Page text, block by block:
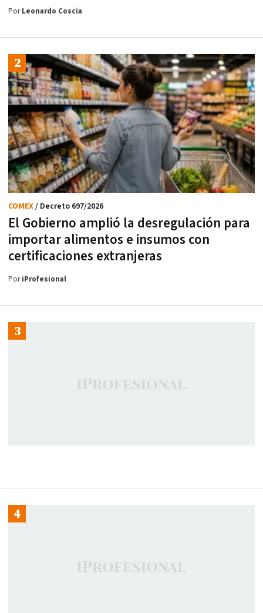
PorLeonardo Coscia
El Gobierno amplió la desregulación para
importar alimentos e insumos con
certificaciones extranjeras
COMEX/ Decreto 697/2026
PoriProfesional